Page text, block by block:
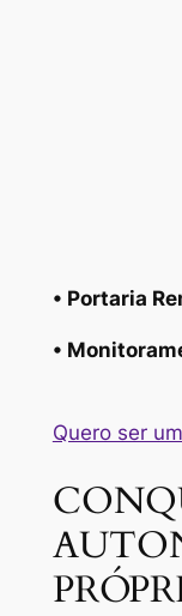
• Portaria
•
Quero ser